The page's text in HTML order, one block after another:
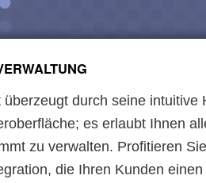
überzeugt durch seine intuitive
es erlaubt Ihnen
zu verwalten. Profitieren
die Ihren Kunden